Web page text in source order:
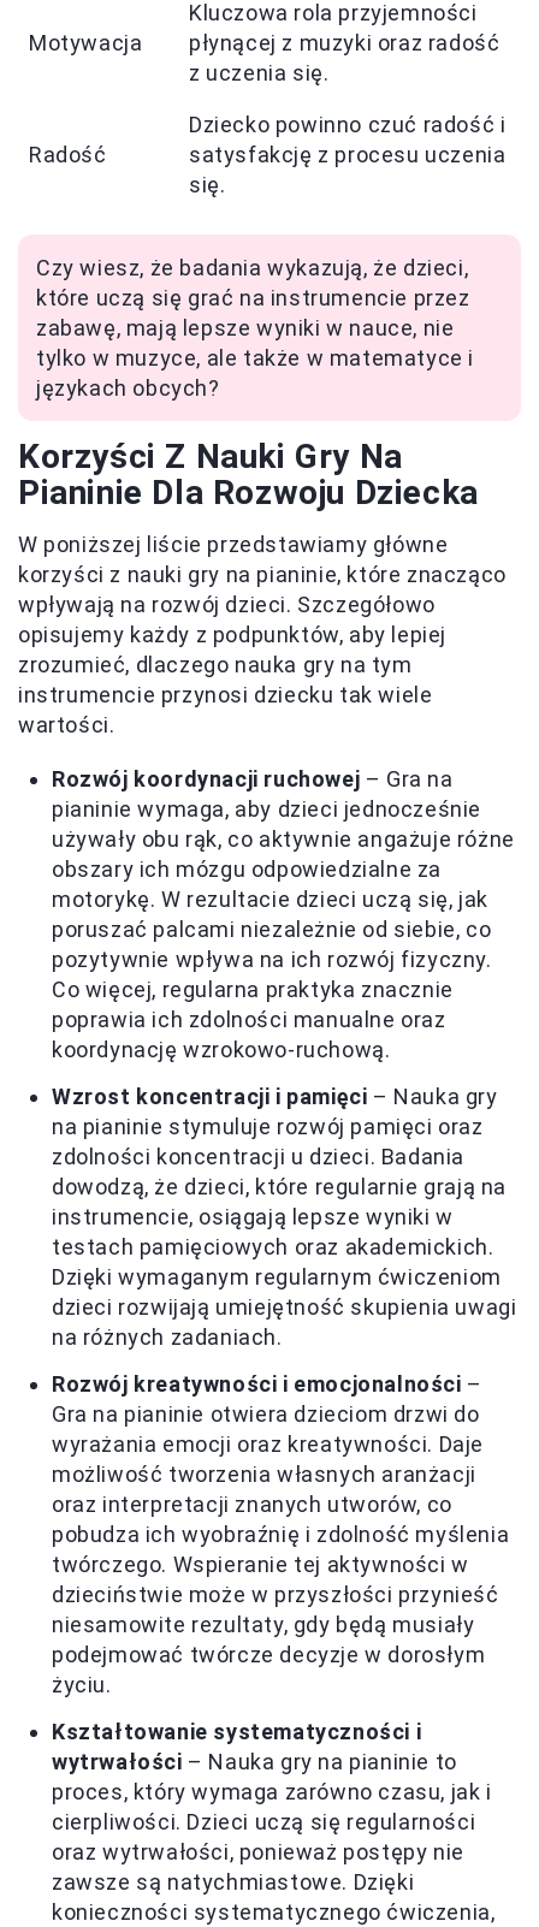
Motywacja
Kluczowa rola przyjemności
płynącej z muzyki oraz radość
z uczenia się.
Radość
Dziecko powinno czuć radość i
satysfakcję z procesu uczenia
się.
Czy wiesz, że badania wykazują, że dzieci,
które uczą się grać na instrumencie przez
zabawę, mają lepsze wyniki w nauce, nie
tylko w muzyce, ale także w matematyce i
językach obcych?
Korzyści Z Nauki Gry Na
Pianinie Dla Rozwoju Dziecka
W poniższej liście przedstawiamy główne
korzyści z nauki gry na pianinie, które znacząco
wpływają na rozwój dzieci. Szczegółowo
opisujemy każdy z podpunktów, aby lepiej
zrozumieć, dlaczego nauka gry na tym
instrumencie przynosi dziecku tak wiele
wartości.
Rozwój koordynacji ruchowej – Gra na
pianinie wymaga, aby dzieci jednocześnie
używały obu rąk, co aktywnie angażuje różne
obszary ich mózgu odpowiedzialne za
motorykę. W rezultacie dzieci uczą się, jak
poruszać palcami niezależnie od siebie, co
pozytywnie wpływa na ich rozwój fizyczny.
Co więcej, regularna praktyka znacznie
poprawia ich zdolności manualne oraz
koordynację wzrokowo-ruchową.
Wzrost koncentracji i pamięci – Nauka gry
na pianinie stymuluje rozwój pamięci oraz
zdolności koncentracji u dzieci. Badania
dowodzą, że dzieci, które regularnie grają na
instrumencie, osiągają lepsze wyniki w
testach pamięciowych oraz akademickich.
Dzięki wymaganym regularnym ćwiczeniom
dzieci rozwijają umiejętność skupienia uwagi
na różnych zadaniach.
Rozwój kreatywności i emocjonalności –
Gra na pianinie otwiera dzieciom drzwi do
wyrażania emocji oraz kreatywności. Daje
możliwość tworzenia własnych aranżacji
oraz interpretacji znanych utworów, co
pobudza ich wyobraźnię i zdolność myślenia
twórczego. Wspieranie tej aktywności w
dzieciństwie może w przyszłości przynieść
niesamowite rezultaty, gdy będą musiały
podejmować twórcze decyzje w dorosłym
życiu.
Kształtowanie systematyczności i
wytrwałości – Nauka gry na pianinie to
proces, który wymaga zarówno czasu, jak i
cierpliwości. Dzieci uczą się regularności
oraz wytrwałości, ponieważ postępy nie
zawsze są natychmiastowe. Dzięki
konieczności systematycznego ćwiczenia,